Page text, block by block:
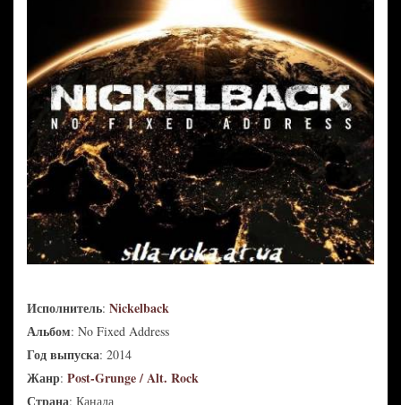
Исполнитель: Nickelback
Альбом: No Fixed Address
Год выпуска: 2014
Жанр: Post-Grunge / Alt. Rock
Страна: Канада